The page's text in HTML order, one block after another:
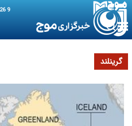
9 August 2026
گرینلند